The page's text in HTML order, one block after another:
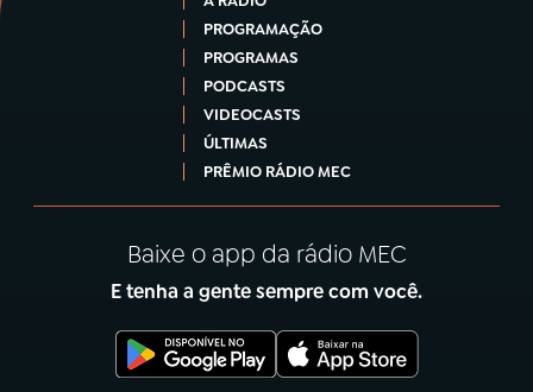
PROGRAMAÇÃO
PROGRAMAS
PODCASTS
VIDEOCASTS
ÚLTIMAS
PRÊMIO RÁDIO MEC
Baixe o app da rádio MEC
E tenha a gente sempre com você.